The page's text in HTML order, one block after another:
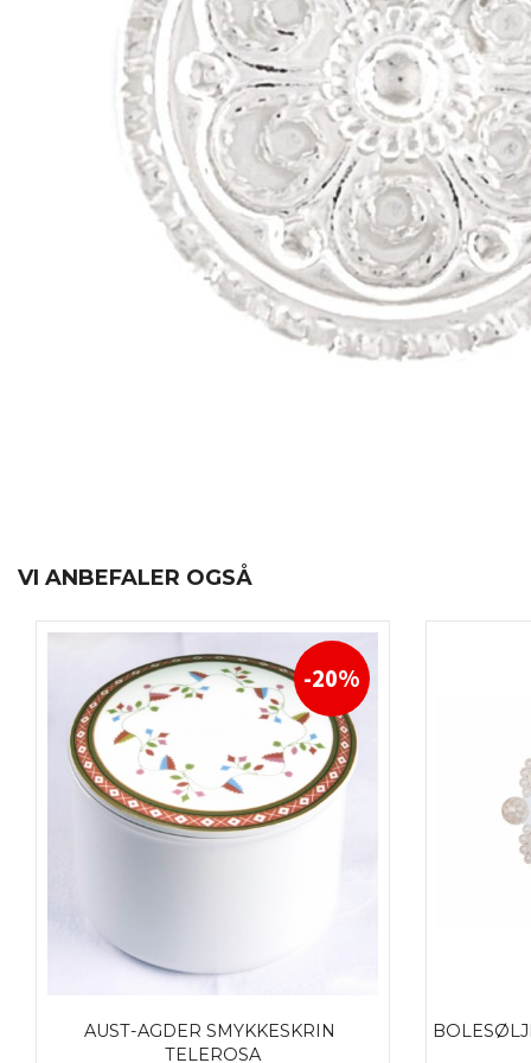
VI ANBEFALER OGSÅ
AUST-AGDER SMYKKESKRIN
TELEROSA
-20%